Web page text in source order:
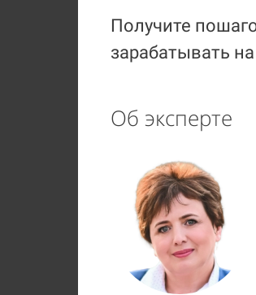
Получите
зарабатывать на
Об эксперте